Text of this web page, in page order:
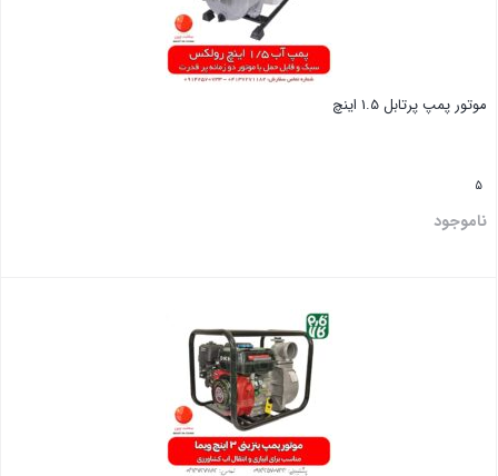
موتور پمپ پرتابل 1.5 اینچ
5
ناموجود